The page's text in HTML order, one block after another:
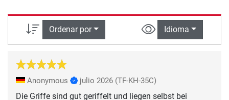
Ordenar por Idioma
Anonymous julio 2026 (TF-KH-35C)
Die Griffe sind gut geriffelt und liegen selbst bei